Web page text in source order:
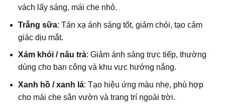
vách lấy sáng, mái che nhỏ.
Trắng sữa: Tán xạ ánh sáng tốt, giảm chói, tạo cảm
giác dịu mắt.
Xám khói / nâu trà: Giảm ánh sáng trực tiếp, thường
dùng cho ban công và khu vực hướng nắng.
Xanh hồ / xanh lá: Tạo hiệu ứng màu nhẹ, phù hợp
cho mái che sân vườn và trang trí ngoài trời.